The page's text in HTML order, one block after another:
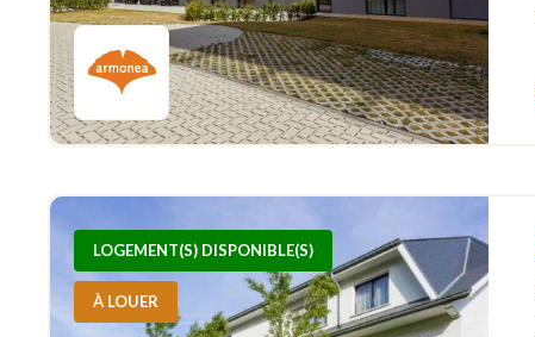
LOGEMENT(S) DISPONIBLE(S)
À LOUER